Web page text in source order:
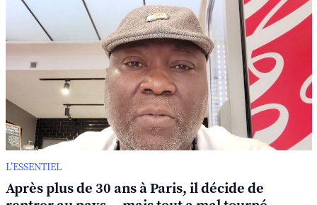
L’ESSENTIEL
Après plus de 30 ans à Paris, il décide de